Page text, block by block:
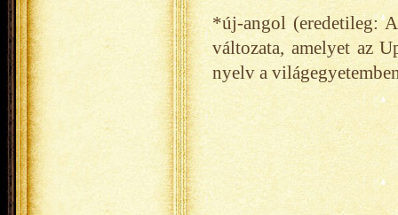
*új-angol (eredetileg:
változata, amelyet az
nyelv a